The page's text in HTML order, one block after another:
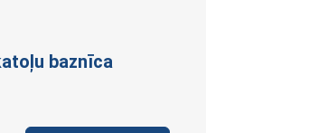
baznīca